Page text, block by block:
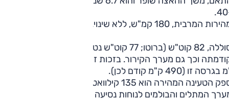
המרבית, 180 קמ"ש, ללא שינוי.
הסוללה, 82 קוט"ש (ברוטו; 77 קוט"ש נטו) ללא שינוי, אך זו
זו (490 ק"מ קודם לכן).
הספק הטעינה המהירה הוא 135 קילוואט. בנוסף, נעשו שיפורים
המתלים והבולמים לנוחות נסיעה טובה יותר ויכולת דינמית